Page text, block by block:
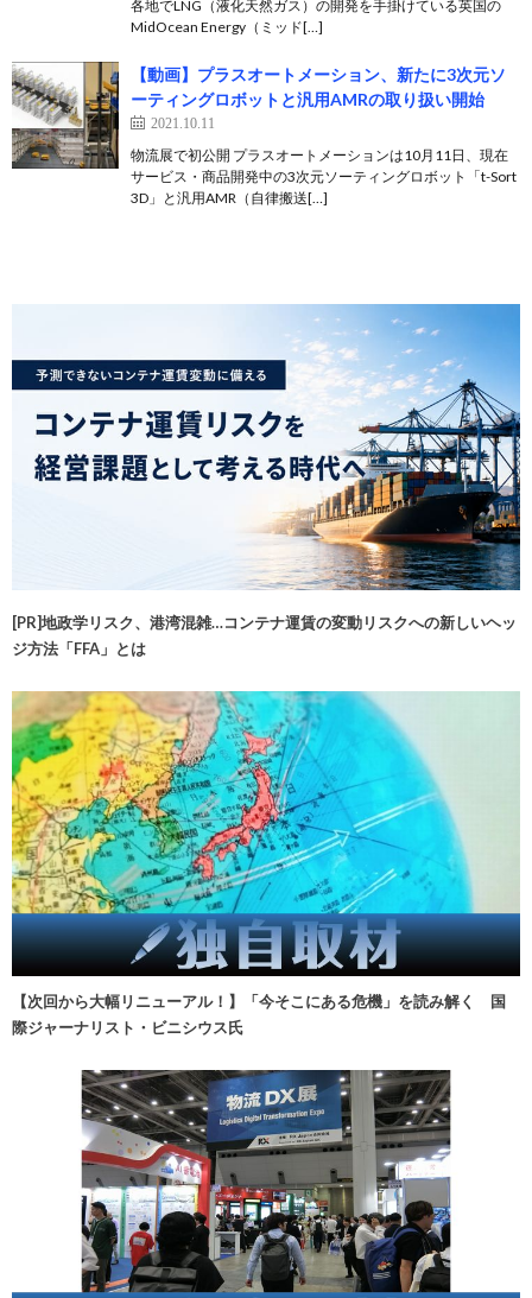
各地でLNG（液化天然ガス）の開発を手掛けている英国の
MidOcean Energy（ミッド[…]
【動画】プラスオートメーション、新たに3次元ソ
ーティングロボットと汎用AMRの取り扱い開始
2021.10.11
物流展で初公開 プラスオートメーションは10月11日、現在
サービス・商品開発中の3次元ソーティングロボット「t-Sort
3D」と汎用AMR（自律搬送[…]
[PR]地政学リスク、港湾混雑…コンテナ運賃の変動リスクへの新しいヘッ
ジ方法「FFA」とは
【次回から大幅リニューアル！】「今そこにある危機」を読み解く 国
際ジャーナリスト・ビニシウス氏